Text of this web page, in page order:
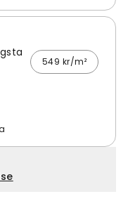
549 kr/m²